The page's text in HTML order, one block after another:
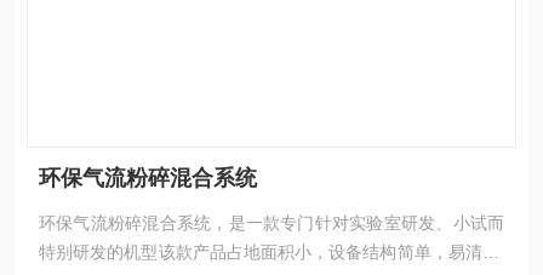
环保气流粉碎混合系统
环保气流粉碎混合系统，是一款专门针对实验室研发、小试而
特别研发的机型该款产品占地面积小，设备结构简单，易清洗;